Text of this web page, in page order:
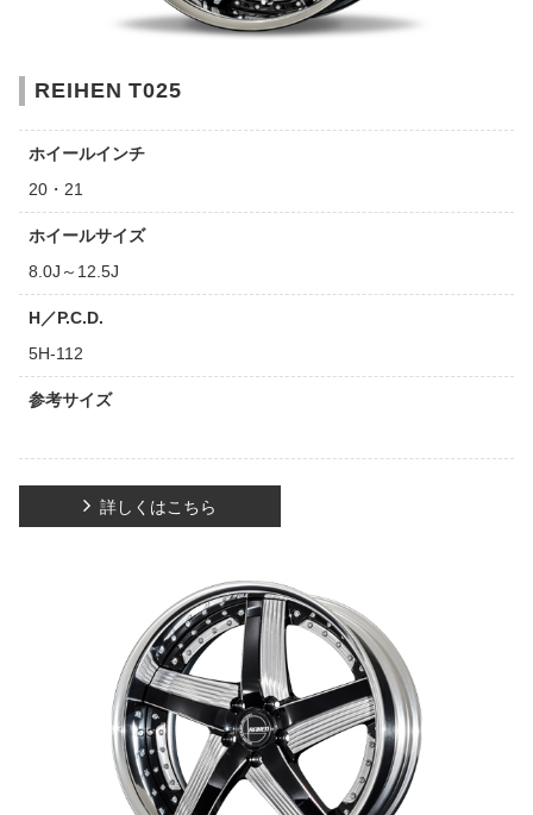
REIHEN T025
ホイールインチ
20・21
ホイールサイズ
8.0J～12.5J
H／P.C.D.
5H-112
参考サイズ
詳しくはこちら